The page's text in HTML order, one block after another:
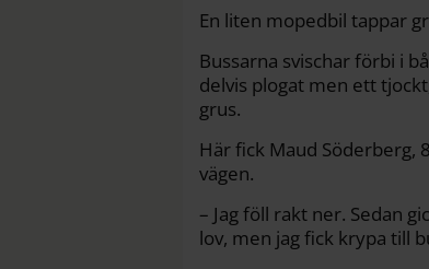
En liten mopedbil tappar
Bussarna svischar förbi i
delvis plogat men ett
grus.
Här fick Maud Söderberg,
vägen.
– Jag föll rakt ner. Sedan
lov, men jag fick krypa till